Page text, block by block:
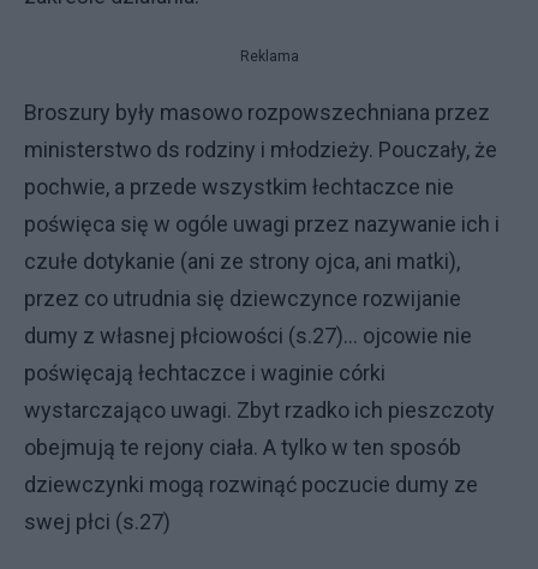
Reklama
Broszury były masowo rozpowszechniana przez
ministerstwo ds rodziny i młodzieży. Pouczały, że
pochwie, a przede wszystkim łechtaczce nie
poświęca się w ogóle uwagi przez nazywanie ich i
czułe dotykanie (ani ze strony ojca, ani matki),
przez co utrudnia się dziewczynce rozwijanie
dumy z własnej płciowości (s.27)... ojcowie nie
poświęcają łechtaczce i waginie córki
wystarczająco uwagi. Zbyt rzadko ich pieszczoty
obejmują te rejony ciała. A tylko w ten sposób
dziewczynki mogą rozwinąć poczucie dumy ze
swej płci (s.27)